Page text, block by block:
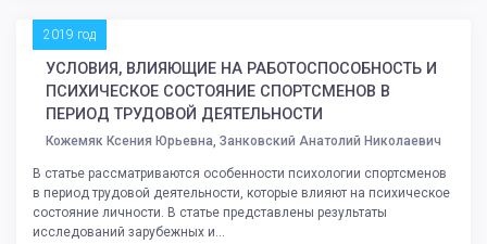
2019 год
УСЛОВИЯ, ВЛИЯЮЩИЕ НА РАБОТОСПОСОБНОСТЬ И
ПСИХИЧЕСКОЕ СОСТОЯНИЕ СПОРТСМЕНОВ В
ПЕРИОД ТРУДОВОЙ ДЕЯТЕЛЬНОСТИ
Кожемяк Ксения Юрьевна, Занковский Анатолий Николаевич
В статье рассматриваются особенности психологии спортсменов
в период трудовой деятельности, которые влияют на психическое
состояние личности. В статье представлены результаты
исследований зарубежных и...